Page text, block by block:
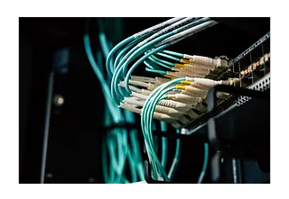
technischen und inhaltlichen Details
für die konkrete Umsetzung.